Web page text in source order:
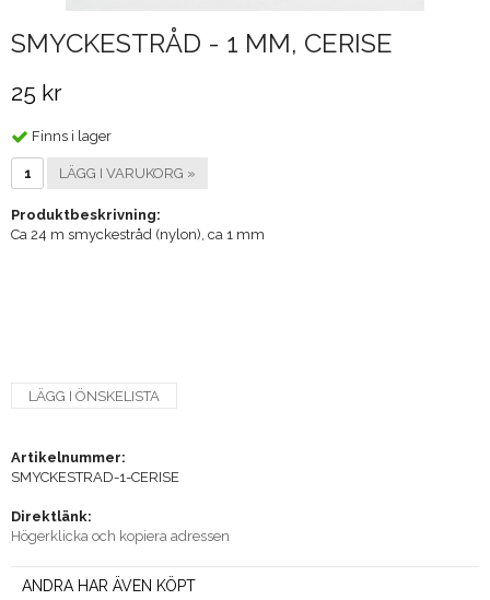
SMYCKESTRÅD - 1 MM, CERISE
25 kr
Finns i lager
LÄGG I VARUKORG »
Produktbeskrivning:
Ca 24 m smyckestråd (nylon), ca 1 mm
LÄGG I ÖNSKELISTA
Artikelnummer:
SMYCKESTRAD-1-CERISE
Direktlänk:
Högerklicka och kopiera adressen
ANDRA HAR ÄVEN KÖPT